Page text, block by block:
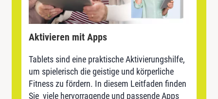
Aktivieren mit Apps
Tablets sind eine praktische Aktivierungshilfe,
um spielerisch die geistige und körperliche
Fitness zu fördern. In diesem Leitfaden finden
Sie viele hervorragende und passende Apps